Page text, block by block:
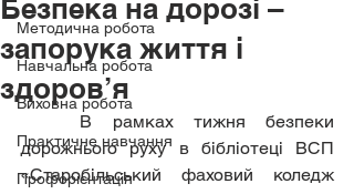
Методична робота
Навчальна робота
Виховна робота
Практичне навчання
Профорієнтація
Безпека на дорозі –
запорука життя і
здоров’я
дорожнього руху в бібліотеці ВСП
«Старобільський фаховий коледж